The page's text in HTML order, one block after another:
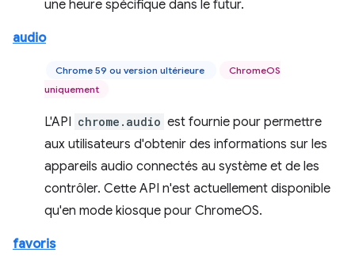
une heure spécifique dans le futur.
audio
Chrome 59 ou version ultérieure
ChromeOS
uniquement
L'API chrome.audio est fournie pour permettre
aux utilisateurs d'obtenir des informations sur les
appareils audio connectés au système et de les
contrôler. Cette API n'est actuellement disponible
qu'en mode kiosque pour ChromeOS.
favoris